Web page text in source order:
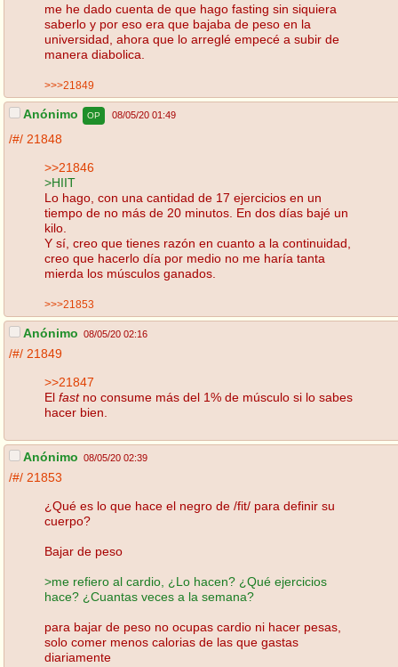
me he dado cuenta de que hago fasting sin siquiera
saberlo y por eso era que bajaba de peso en la
universidad, ahora que lo arreglé empecé a subir de
manera diabolica.
>>>21849
Anónimo OP 08/05/20 01:49
/#/ 21848
>>21846
>HIIT
Lo hago, con una cantidad de 17 ejercicios en un
tiempo de no más de 20 minutos. En dos días bajé un
kilo.
Y sí, creo que tienes razón en cuanto a la continuidad,
creo que hacerlo día por medio no me haría tanta
mierda los músculos ganados.
>>>21853
Anónimo 08/05/20 02:16
/#/ 21849
>>21847
El fastno consume más del 1% de músculo si lo sabes
hacer bien.
Anónimo 08/05/20 02:39
/#/ 21853
¿Qué es lo que hace el negro de /fit/ para definir su
cuerpo?
Bajar de peso
>me refiero al cardio, ¿Lo hacen? ¿Qué ejercicios
hace? ¿Cuantas veces a la semana?
para bajar de peso no ocupas cardio ni hacer pesas,
solo comer menos calorias de las que gastas
diariamente